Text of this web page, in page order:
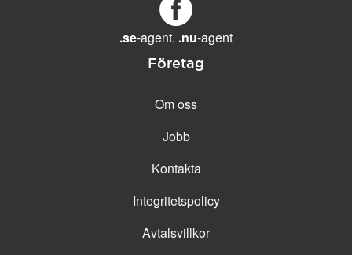
.se-agent. .nu-agent
Företag
Om oss
Jobb
Kontakta
Integritetspolicy
Avtalsvillkor